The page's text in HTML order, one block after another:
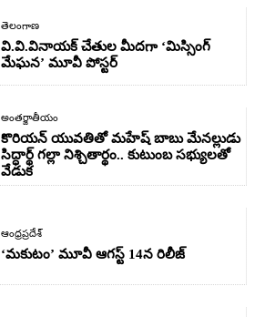
తెలంగాణ
వి.వి.వినాయక్ చేతుల మీదగా ‘మిస్సింగ్
మేఘన’ మూవీ పోస్టర్
అంతర్జాతీయం
కొరియన్ యువతితో మహేష్ బాబు మేనల్లుడు
సిద్ధార్థ్ గల్లా నిశ్చితార్థం.. కుటుంబ సభ్యులతో
వేడుక
ఆంధ్రప్రదేశ్
‘మకుటం’ మూవీ ఆగస్ట్ 14న రిలీజ్